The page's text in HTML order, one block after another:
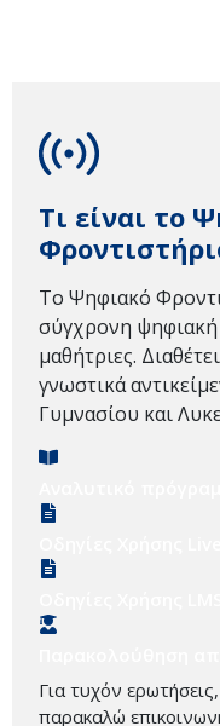
Τι είναι το
Το Ψηφιακό
σύγχρονη ψηφιακή
μαθήτριες.
γνωστικά
Γυμνασίου και
Για τυχόν
παρακαλώ